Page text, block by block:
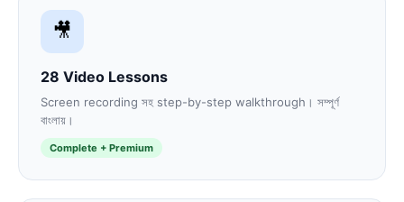
🎥
28 Video Lessons
Screen recording সহ step-by-step walkthrough। সম্পূর্ণ
বাংলায়।
Complete + Premium